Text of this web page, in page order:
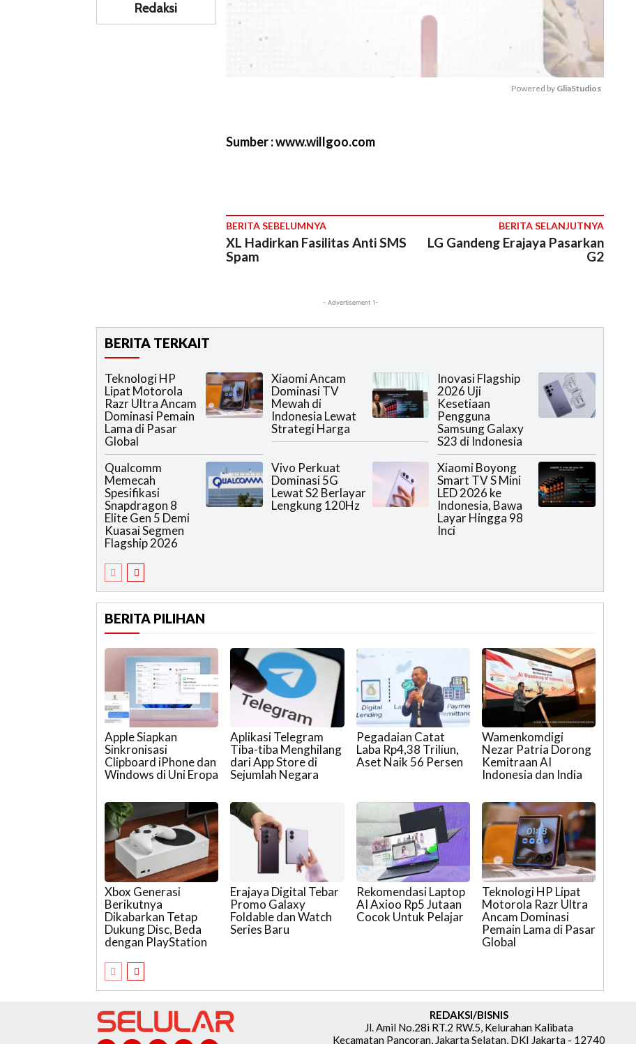
Redaksi
Powered by GliaStudios
Sumber : www.willgoo.com
BERITA SEBELUMNYA
XL Hadirkan Fasilitas Anti SMS
Spam
BERITA SELANJUTNYA
LG Gandeng Erajaya Pasarkan
G2
- Advertisement 1-
BERITA TERKAIT
Teknologi HP
Lipat Motorola
Razr Ultra Ancam
Dominasi Pemain
Lama di Pasar
Global
Xiaomi Ancam
Dominasi TV
Mewah di
Indonesia Lewat
Strategi Harga
Inovasi Flagship
2026 Uji
Kesetiaan
Pengguna
Samsung Galaxy
S23 di Indonesia
Qualcomm
Memecah
Spesifikasi
Snapdragon 8
Elite Gen 5 Demi
Kuasai Segmen
Flagship 2026
Vivo Perkuat
Dominasi 5G
Lewat S2 Berlayar
Lengkung 120Hz
Xiaomi Boyong
Smart TV S Mini
LED 2026 ke
Indonesia, Bawa
Layar Hingga 98
Inci
BERITA PILIHAN
Apple Siapkan
Sinkronisasi
Clipboard iPhone dan
Windows di Uni Eropa
Aplikasi Telegram
Tiba-tiba Menghilang
dari App Store di
Sejumlah Negara
Pegadaian Catat
Laba Rp4,38 Triliun,
Aset Naik 56 Persen
Wamenkomdigi
Nezar Patria Dorong
Kemitraan AI
Indonesia dan India
Xbox Generasi
Berikutnya
Dikabarkan Tetap
Dukung Disc, Beda
dengan PlayStation
Erajaya Digital Tebar
Promo Galaxy
Foldable dan Watch
Series Baru
Rekomendasi Laptop
AI Axioo Rp5 Jutaan
Cocok Untuk Pelajar
Teknologi HP Lipat
Motorola Razr Ultra
Ancam Dominasi
Pemain Lama di Pasar
Global
REDAKSI/BISNIS
Jl. Amil No.28i RT.2 RW.5, Kelurahan Kalibata
Kecamatan Pancoran, Jakarta Selatan, DKI Jakarta - 12740